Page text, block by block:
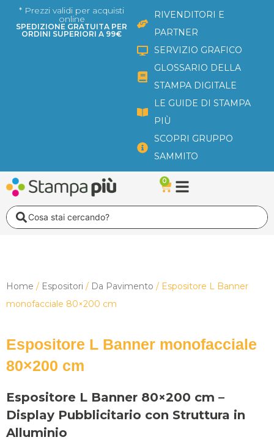
* Prezzi validi per acquisti
online
SPEDIZIONE GRATUITA PER
ORDINI SUPERIORI A 99€
RIVENDITORI E
PARTNER
SERVIZIO GRAFICO
GLOSSARIO DELLA
STAMPA DIGITALE
LE GUIDE DI STAMPA
PIÙ
SCOPRI GRUPPO
SAMMITO
0
Carrello
Search
Home / Espositori / Da Pavimento / Espositore L Banner
monofacciale 80×200 cm
Espositore L Banner monofacciale
80×200 cm
Espositore L Banner 80×200 cm –
Display Pubblicitario con Struttura in
Alluminio